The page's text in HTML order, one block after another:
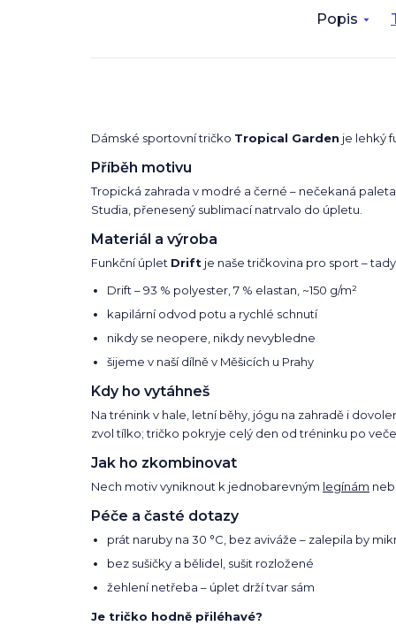
Popis
Dámské sportovní tričko Tropical Garden je lehký
Příběh motivu
Tropická zahrada v modré a černé – nečekaná
Studia, přenesený sublimací natrvalo do úpletu.
Materiál a výroba
Funkční úplet Drift je naše tričkovina pro sport –
Drift – 93 % polyester, 7 % elastan, ~150 g/m²
kapilární odvod potu a rychlé schnutí
nikdy se neopere, nikdy nevybledne
šijeme v naší dílně v Měšicích u Prahy
Kdy ho vytáhneš
Na trénink v hale, letní běhy, jógu na zahradě i
zvol tílko; tričko pokryje celý den od tréninku po
Jak ho zkombinovat
Nech motiv vyniknout k jednobarevným legínám
Péče a časté dotazy
prát naruby na 30 °C, bez aviváže – zalepila by
bez sušičky a bělidel, sušit rozložené
žehlení netřeba – úplet drží tvar sám
Je tričko hodně přiléhavé?